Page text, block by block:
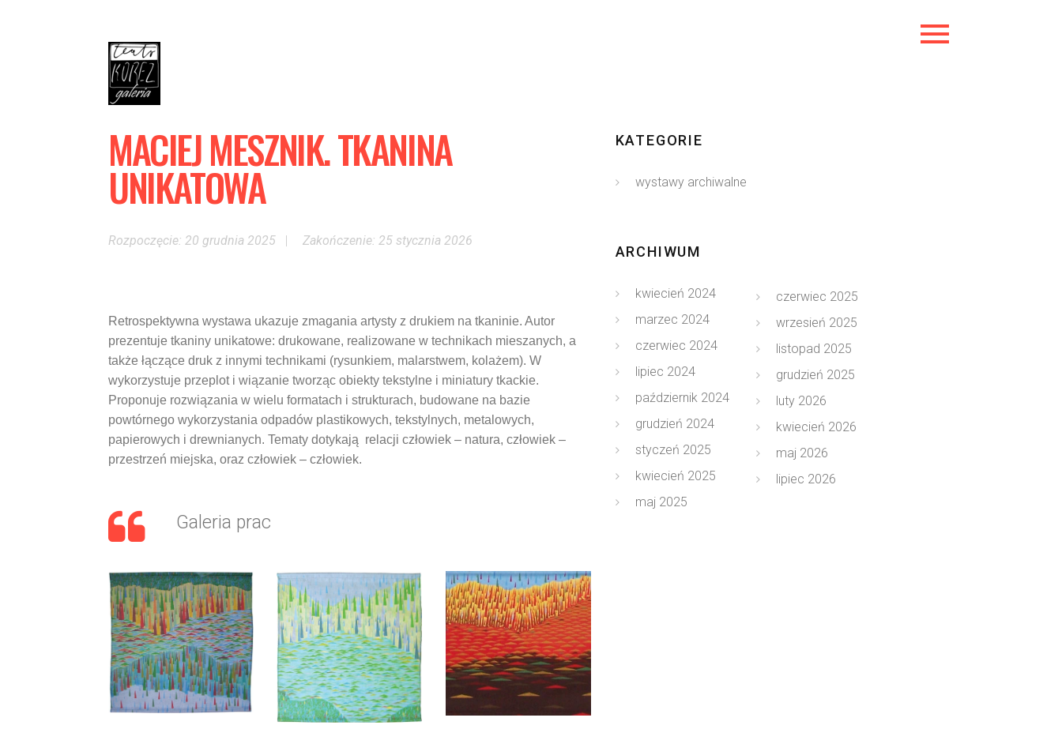
MACIEJ MESZNIK. TKANINA
UNIKATOWA
Rozpoczęcie: 20 grudnia 2025 Zakończenie: 25 stycznia 2026
Retrospektywna wystawa ukazuje zmagania artysty z drukiem na tkaninie. Autor
prezentuje tkaniny unikatowe: drukowane, realizowane w technikach mieszanych, a
także łączące druk z innymi technikami (rysunkiem, malarstwem, kolażem). W
wykorzystuje przeplot i wiązanie tworząc obiekty tekstylne i miniatury tkackie.
Proponuje rozwiązania w wielu formatach i strukturach, budowane na bazie
powtórnego wykorzystania odpadów plastikowych, tekstylnych, metalowych,
papierowych i drewnianych. Tematy dotykają relacji człowiek – natura, człowiek –
przestrzeń miejska, oraz człowiek – człowiek.
Galeria prac
KATEGORIE
wystawy archiwalne
ARCHIWUM
kwiecień 2024
marzec 2024
czerwiec 2024
lipiec 2024
październik 2024
grudzień 2024
styczeń 2025
kwiecień 2025
maj 2025
czerwiec 2025
wrzesień 2025
listopad 2025
grudzień 2025
luty 2026
kwiecień 2026
maj 2026
lipiec 2026